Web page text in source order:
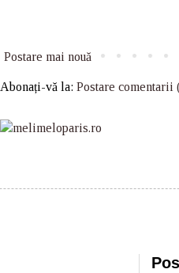
Postare mai nouă
Abonați-vă la: Postare comentarii